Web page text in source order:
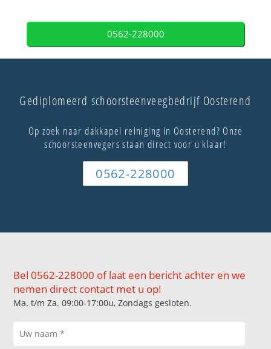
0562-228000
Gediplomeerd schoorsteenveegbedrijf Oosterend
Op zoek naar dakkapel reiniging in Oosterend? Onze
schoorsteenvegers staan direct voor u klaar!
0562-228000
Bel 0562-228000 of laat een bericht achter en we
nemen direct contact met u op!
Ma. t/m Za. 09:00-17:00u, Zondags gesloten.